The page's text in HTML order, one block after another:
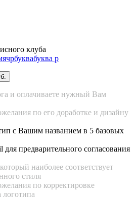
клуба
рбуквабуква р
и оплачиваете нужный Вам
по его доработке и дизайну
с Вашим названием в 5 базовых
предварительного согласования
наиболее соответствует
стиля
по корректировке
логотипа